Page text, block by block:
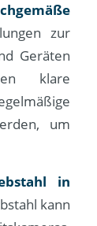
zur
Geräten
klare
um
in
kann